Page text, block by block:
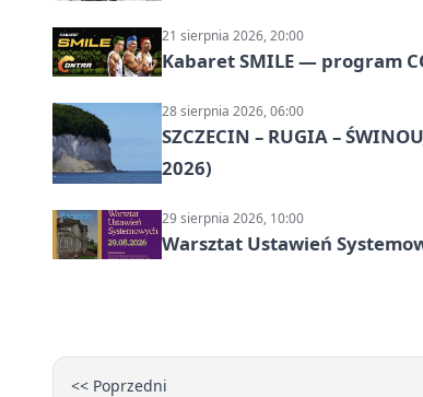
21 sierpnia 2026, 20:00
Kabaret SMILE — program
28 sierpnia 2026, 06:00
SZCZECIN – RUGIA –
2026)
29 sierpnia 2026, 10:00
Warsztat Ustawień
<< Poprzedni